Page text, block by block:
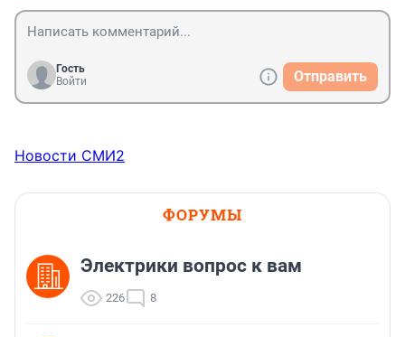
Гость
Войти
Отправить
Новости СМИ2
ФОРУМЫ
Электрики вопрос к вам
226 8